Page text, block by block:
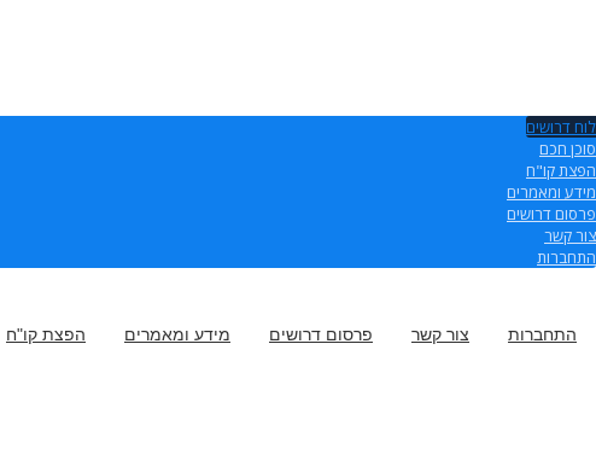
לוח דרושים
סוכן חכם
הפצת קו"ח
מידע ומאמרים
פרסום דרושים
צור קשר
התחברות
הפצת קו"ח מידע ומאמרים פרסום דרושים צור קשר התחברות